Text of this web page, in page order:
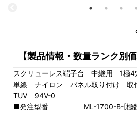
【製品情報・数量ランク別価
スクリューレス端子台 中継用 1
単線 ナイロン パネル取り付け
TUV 94V-0
■発注型番 ML-1700-B-[極